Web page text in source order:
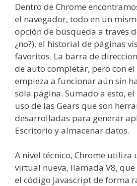
Dentro de Chrome
el navegador, todo en un
opción de búsqueda a través
¿no?), el historial de páginas
favoritos. La barra de
de auto completar, pero con
empieza a funcionar aún sin
sola página. Sumado a esto,
uso de las Gears que son
desarrolladas para generar
Escritorio y almacenar datos.
A nivel técnico, Chrome utiliza
virtual nueva, llamada V8,
el código Javascript de forma